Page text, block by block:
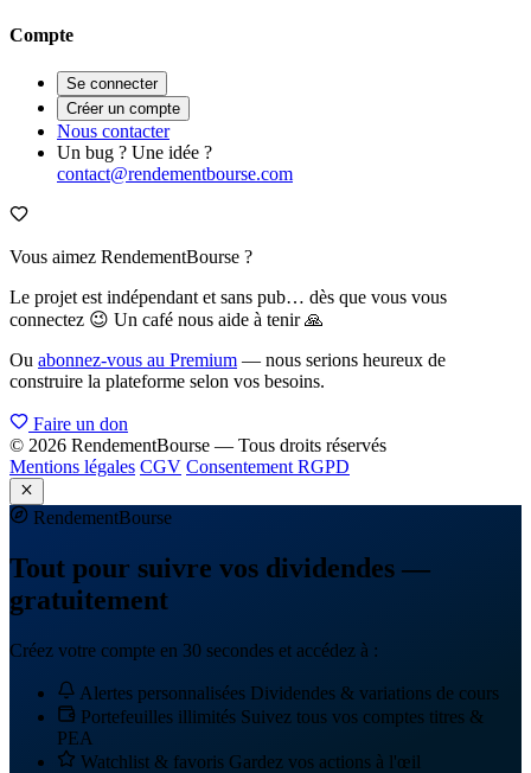
Compte
Se connecter
Créer un compte
Nous contacter
Un bug ? Une idée ?
contact@rendementbourse.com
Vous aimez RendementBourse ?
Le projet est indépendant et sans pub… dès que vous vous
connectez 😉 Un café nous aide à tenir 🙏
Ou abonnez-vous au Premium — nous serions heureux de
construire la plateforme selon vos besoins.
Faire un don
© 2026 RendementBourse — Tous droits réservés
Mentions légales CGV Consentement RGPD
RendementBourse
Tout pour suivre vos dividendes —
gratuitement
Créez votre compte en 30 secondes et accédez à :
Alertes personnalisées Dividendes & variations de cours
Portefeuilles illimités Suivez tous vos comptes titres &
PEA
Watchlist & favoris Gardez vos actions à l'œil